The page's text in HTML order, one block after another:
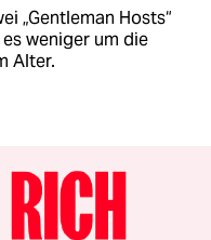
„Gentleman Hosts“
weniger um die
Alter.